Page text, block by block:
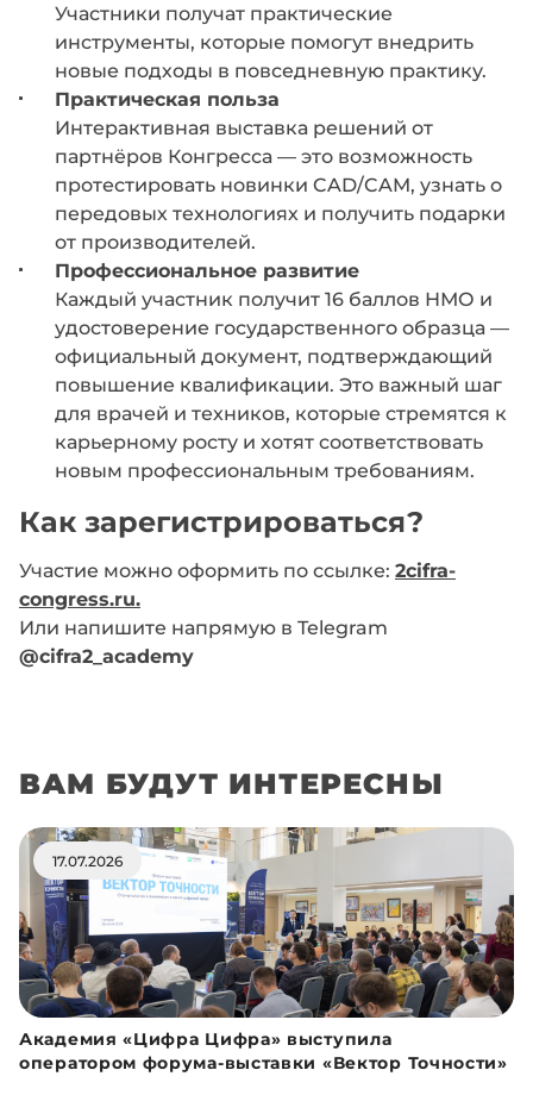
Участники получат практические
инструменты, которые помогут внедрить
новые подходы в повседневную практику.
Практическая польза
Интерактивная выставка решений от
партнёров Конгресса — это возможность
протестировать новинки CAD/CAM, узнать о
передовых технологиях и получить подарки
от производителей.
Профессиональное развитие
Каждый участник получит 16 баллов НМО и
удостоверение государственного образца —
официальный документ, подтверждающий
повышение квалификации. Это важный шаг
для врачей и техников, которые стремятся к
карьерному росту и хотят соответствовать
новым профессиональным требованиям.
Как зарегистрироваться?
Участие можно оформить по ссылке: 2cifra-
congress.ru.
Или напишите напрямую в Telegram
@cifra2_academy
ВАМ БУДУТ ИНТЕРЕСНЫ
17.07.2026
Академия «Цифра Цифра» выступила
оператором форума-выставки «Вектор Точности»